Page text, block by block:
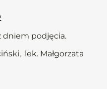
dniem podjęcia.
lek. Małgorzata